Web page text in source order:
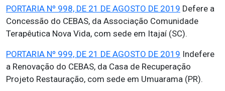
PORTARIA Nº 998, DE 21 DE AGOSTO DE 2019 Defere a
Concessão do CEBAS, da Associação Comunidade
Terapêutica Nova Vida, com sede em Itajaí (SC).
PORTARIA Nº 999, DE 21 DE AGOSTO DE 2019 Indefere
a Renovação do CEBAS, da Casa de Recuperação
Projeto Restauração, com sede em Umuarama (PR).